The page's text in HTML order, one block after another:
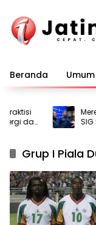
konten
Beranda Umum
dan
Merek
SIG
Grup I Piala